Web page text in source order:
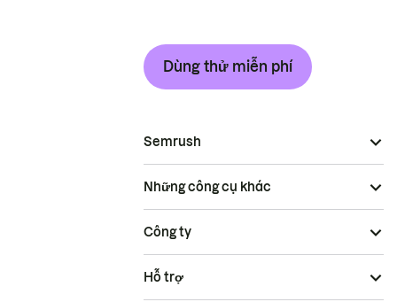
Dùng thử miễn phí
Semrush
Những công cụ khác
Công ty
Hỗ trợ